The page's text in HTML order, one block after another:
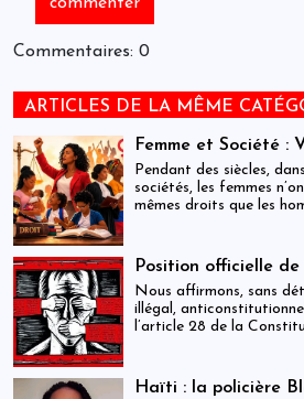
Commentaires: 0
ARTICLES DE LA MÊME
Femme et Société :
compréhension
l’émancipation des
monde.
Pendant des siècles,
sociétés, les femmes
mêmes droits que les
domaines de
et de la famille. Ce
par les femmes
dernières décennies au
terminé : des millions de
participer à la vie
Position officielle
décret du 31
Nous affirmons, sans
illégal,
l’article 28 de la
démocratie : la presse.
Haïti : la policière